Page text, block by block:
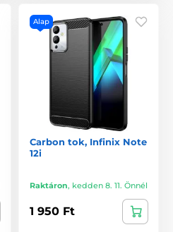
Alap
Carbon tok, Infinix Note
12i
Raktáron, kedden 8. 11. Önnél
1 950 Ft